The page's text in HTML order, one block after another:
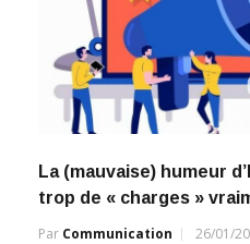
La (mauvaise) humeur
trop de « charges »
Par Communication 26/01/